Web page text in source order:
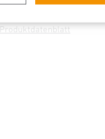
Produktdatenblatt